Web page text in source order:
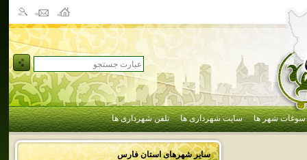
سوغات شهر ها سایت شهرداری ها تلفن شهرداری ها
سایر شهرهای استانفارس